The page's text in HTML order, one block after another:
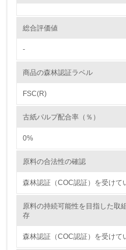
従業員が環境方針に基づいて自
境対策を理解し、実践している
環境活動に関する規格やプログ
総合評価値
-
商品の森林認証ラベル
FSC(R)
古紙パルプ配合率（％）
0%
原料の合法性の確認
森林認証（COC認証）を受けて
原料の持続可能性を目指した取
存
森林認証（COC認証）を受けて